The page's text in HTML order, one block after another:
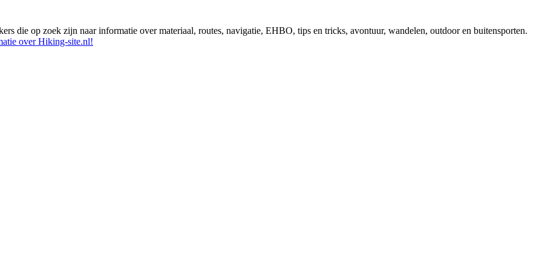
die op zoek zijn naar informatie over materiaal, routes, navigatie, EHBO, tips en tricks, avontuur, wandelen, outdoor en buitensporten.
over Hiking-site.nl!